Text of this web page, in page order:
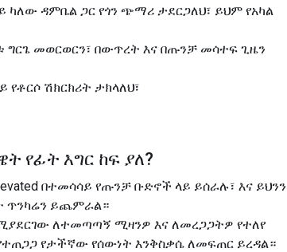
ላይ ካለው ዳምቤል ጋር የጎን ጭማሪ ታደርጋለህ፣ ይህም የአካል
ግርጌ መወርወርን፣ በውጥረት እና በጡንቻ መሳተፍ ጊዜን
የቶርሶ ሽክርክሪት ታክላለህ፣
የፊት እግር ከፍ ያለ?
Elevated በተመሳሳይ የጡንቻ ቡድኖች ላይ ይሰራሉ፣ እና ይህንን
ጥንካሬን ይጨምራል።
የሚያደርገው ለተመጣጣኝ ሚዛንዎ እና ለመረጋጋትዎ የተለየ
የታችኛው የሰውነት እንቅስቃሴ ለመፍጠር ይረዳል።